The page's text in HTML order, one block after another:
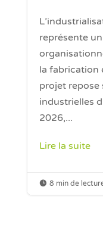
représente
la fabrication
projet repose
industrielles
2026,...
Lire la suite
 8 min de